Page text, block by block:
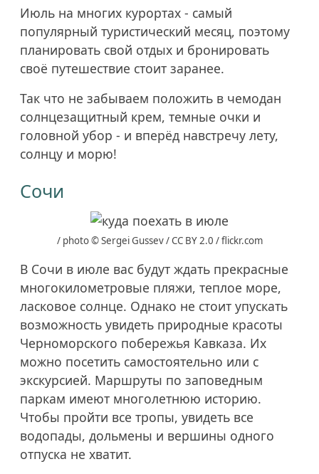
Июль на многих курортах - самый
популярный туристический месяц, поэтому
планировать свой отдых и бронировать
своё путешествие стоит заранее.
Так что не забываем положить в чемодан
солнцезащитный крем, темные очки и
головной убор - и вперёд навстречу лету,
солнцу и морю!
Сочи
/ photo © Sergei Gussev / CC BY 2.0 / flickr.com
В Сочи в июле вас будут ждать прекрасные
многокилометровые пляжи, теплое море,
ласковое солнце. Однако не стоит упускать
возможность увидеть природные красоты
Черноморского побережья Кавказа. Их
можно посетить самостоятельно или с
экскурсией. Маршруты по заповедным
паркам имеют многолетнюю историю.
Чтобы пройти все тропы, увидеть все
водопады, дольмены и вершины одного
отпуска не хватит.